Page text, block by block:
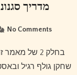
מדריך
No Comments
בחלק 2 של מאמר זה אדון בחוסר איזון השרירים המסוים של
שחקן גולף רגיל